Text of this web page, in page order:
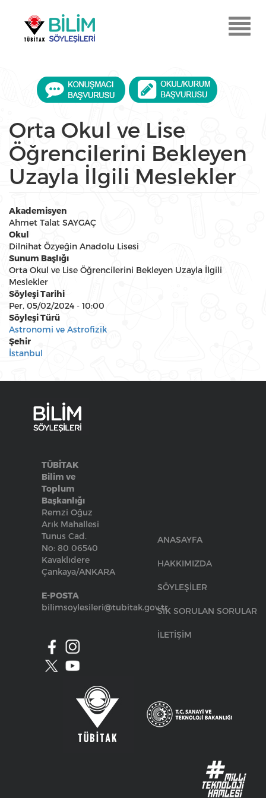
Menu
Aç
Orta Okul ve Lise
Öğrencilerini Bekleyen
Uzayla İlgili Meslekler
Akademisyen
Ahmet Talat SAYGAÇ
Okul
Dilnihat Özyeğin Anadolu Lisesi
Sunum Başlığı
Orta Okul ve Lise Öğrencilerini Bekleyen Uzayla İlgili
Meslekler
Söyleşi Tarihi
Per, 05/02/2024 - 10:00
Söyleşi Türü
Astronomi ve Astrofizik
Şehir
İstanbul
TÜBİTAK
Bilim ve
Toplum
Başkanlığı
Remzi Oğuz
Arık Mahallesi
Tunus Cad.
No: 80 06540
Kavaklıdere
Çankaya/ANKARA
E-POSTA
bilimsoylesileri@tubitak.gov.tr
ANASAYFA
HAKKIMIZDA
SÖYLEŞİLER
SIK SORULAN SORULAR
İLETİŞİM